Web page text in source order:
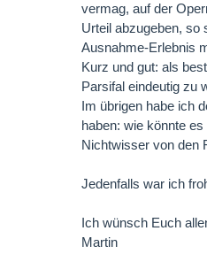
vermag, auf der
Urteil abzugeben, so
Ausnahme-Erlebnis
Kurz und gut: als
Parsifal eindeutig zu
Im übrigen habe ich
haben: wie könnte
Nichtwisser von den
Jedenfalls war ich
Ich wünsch Euch
Martin